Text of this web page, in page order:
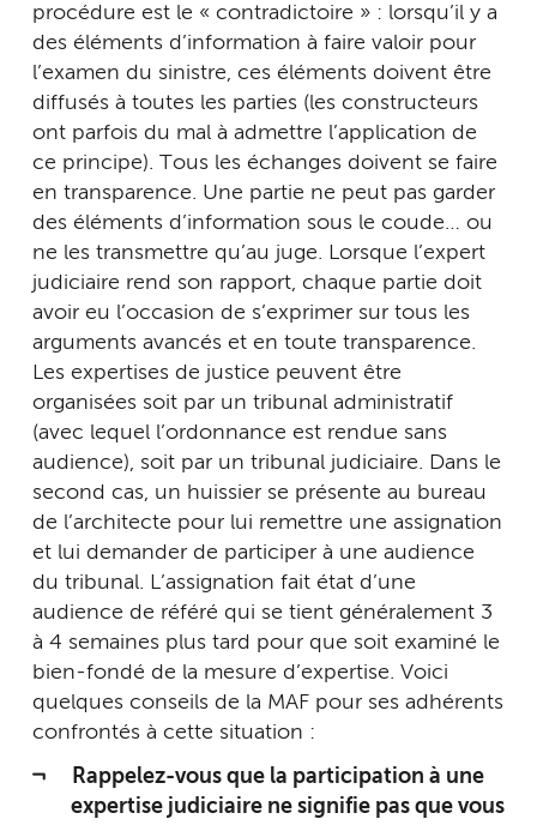
procédure est le « contradictoire » : lorsqu’il y a
des éléments d’information à faire valoir pour
l’examen du sinistre, ces éléments doivent être
diffusés à toutes les parties (les constructeurs
ont parfois du mal à admettre l’application de
ce principe). Tous les échanges doivent se faire
en transparence. Une partie ne peut pas garder
des éléments d’information sous le coude… ou
ne les transmettre qu’au juge. Lorsque l’expert
judiciaire rend son rapport, chaque partie doit
avoir eu l’occasion de s’exprimer sur tous les
arguments avancés et en toute transparence.
Les expertises de justice peuvent être
organisées soit par un tribunal administratif
(avec lequel l’ordonnance est rendue sans
audience), soit par un tribunal judiciaire. Dans le
second cas, un huissier se présente au bureau
de l’architecte pour lui remettre une assignation
et lui demander de participer à une audience
du tribunal. L’assignation fait état d’une
audience de référé qui se tient généralement 3
à 4 semaines plus tard pour que soit examiné le
bien-fondé de la mesure d’expertise. Voici
quelques conseils de la MAF pour ses adhérents
confrontés à cette situation :
Rappelez-vous que la participation à une
expertise judiciaire ne signifie pas que vous